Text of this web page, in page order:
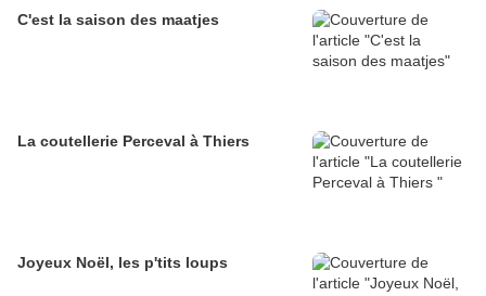
C'est la saison des maatjes
La coutellerie Perceval à Thiers
Joyeux Noël, les p'tits loups